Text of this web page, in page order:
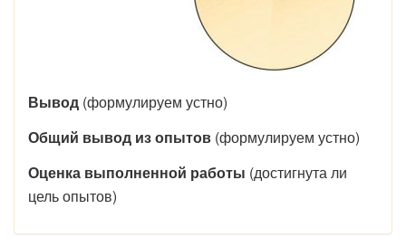
Вывод (формулируем устно)
Общий вывод из опытов (формулируем устно)
Оценка выполненной работы (достигнута ли
цель опытов)